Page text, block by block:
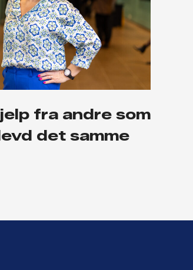
fra andre som
det samme